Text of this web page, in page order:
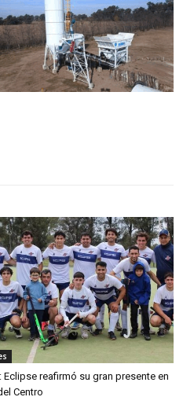
Eclipse reafirmó su gran presente en
Centro